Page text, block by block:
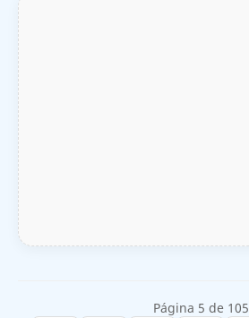
Página 5 de 105